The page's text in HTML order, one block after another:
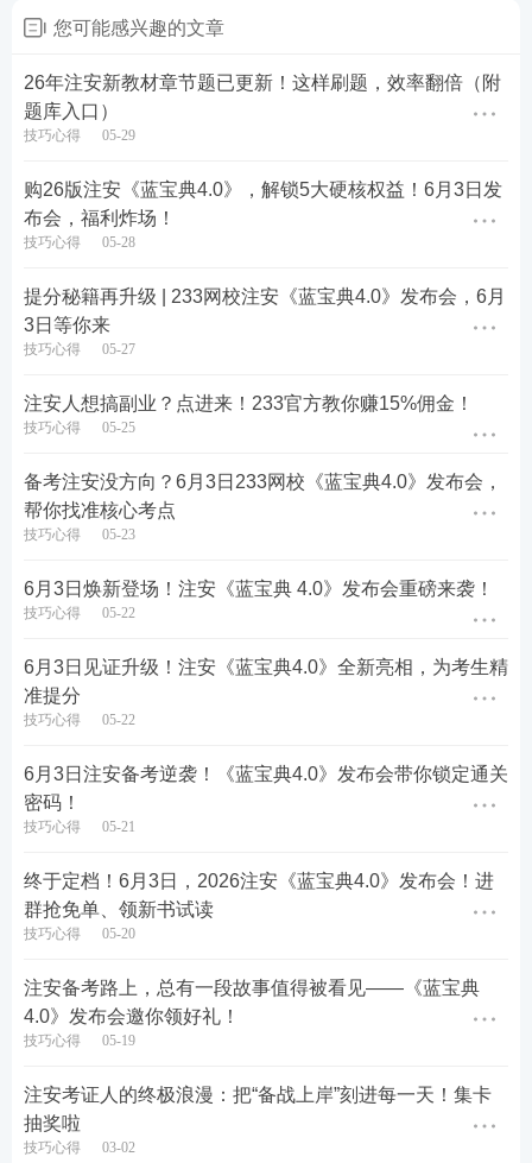
🚀背——记忆技巧+答题模板，记背从此变简单
· 记忆技巧：部分核心考点配套【记忆技巧】，专治
记背难题。
· 答题模板：
🎊6月3日18:00-22:00，邀您共同见证《蓝宝典4.0》
的闪耀登场！
6月3日18:00-22:00，《蓝宝典4.0》发布会将在233网
您可能感兴趣的文章
26年注安新教材章节题已更新！这样刷题，效率翻倍（附
题库入口）
技巧心得 05-29
购26版注安《蓝宝典4.0》，解锁5大硬核权益！6月3日发
布会，福利炸场！
技巧心得 05-28
提分秘籍再升级 | 233网校注安《蓝宝典4.0》发布会，6月
3日等你来
技巧心得 05-27
注安人想搞副业？点进来！233官方教你赚15%佣金！
技巧心得 05-25
备考注安没方向？6月3日233网校《蓝宝典4.0》发布会，
帮你找准核心考点
技巧心得 05-23
6月3日焕新登场！注安《蓝宝典 4.0》发布会重磅来袭！
技巧心得 05-22
6月3日见证升级！注安《蓝宝典4.0》全新亮相，为考生精
准提分
技巧心得 05-22
6月3日注安备考逆袭！《蓝宝典4.0》发布会带你锁定通关
密码！
技巧心得 05-21
终于定档！6月3日，2026注安《蓝宝典4.0》发布会！进
群抢免单、领新书试读
技巧心得 05-20
注安备考路上，总有一段故事值得被看见——《蓝宝典
4.0》发布会邀你领好礼！
技巧心得 05-19
注安考证人的终极浪漫：把“备战上岸”刻进每一天！集卡
抽奖啦
技巧心得 03-02